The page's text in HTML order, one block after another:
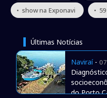
• show na Exponavi •
Últimas Notícias
Naviraí-
do Porto